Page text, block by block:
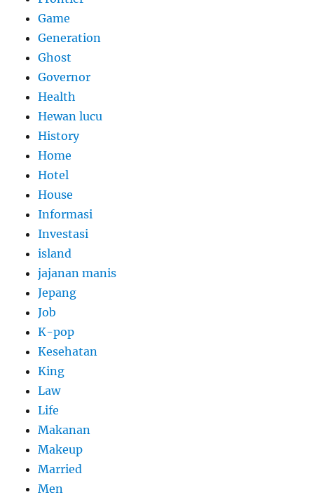
Game
Generation
Ghost
Governor
Health
Hewan lucu
History
Home
Hotel
House
Informasi
Investasi
island
jajanan manis
Jepang
Job
K-pop
Kesehatan
King
Law
Life
Makanan
Makeup
Married
Men